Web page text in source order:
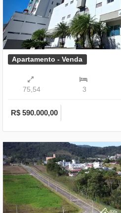
Apartamento - Venda
75,54 3
R$ 590.000,00
Previous